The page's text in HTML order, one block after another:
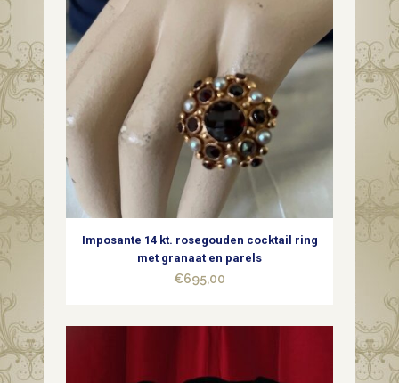
Imposante 14 kt. rosegouden cocktail ring
met granaat en parels
€695,00